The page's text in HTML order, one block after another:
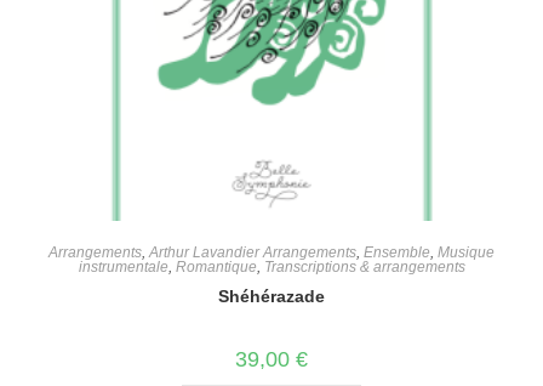
Arrangements,Arthur Lavandier Arrangements, Ensemble, Musique
instrumentale, Romantique, Transcriptions & arrangements
Shéhérazade
39,00 €